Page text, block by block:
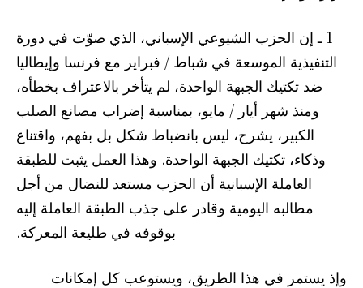
1 ـ إن الحزب الشيوعي الإسباني، الذي صوّت في دورة
التنفيذية الموسعة في شباط / فبراير مع فرنسا وإيطاليا
ضد تكتيك الجبهة الواحدة، لم يتأخر بالاعتراف بخطأه،
ومنذ شهر أيار / مايو، بمناسبة إضراب مصانع الصلب
الكبير، يشرح، ليس بانضباط شكل بل بفهم، واقتناع
وذكاء، تكتيك الجبهة الواحدة. وهذا العمل يثبت للطبقة
العاملة الإسبانية أن الحزب مستعد للنضال من أجل
مطالبه اليومية وقادر على جذب الطبقة العاملة إليه
بوقوفه في طليعة المعركة.
وإذ يستمر في هذا الطريق، ويستوعب كل إمكانات